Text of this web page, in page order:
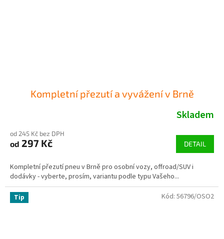
Kompletní přezutí a vyvážení v Brně
Skladem
od 245 Kč bez DPH
od 297 Kč DETAIL
Kompletní přezutí pneu v Brně pro osobní vozy, offroad/SUV i
dodávky - vyberte, prosím, variantu podle typu Vašeho...
Tip Kód: 56796/OSO2